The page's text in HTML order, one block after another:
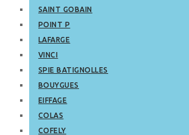
SAINT GOBAIN
POINT P
LAFARGE
VINCI
SPIE BATIGNOLLES
BOUYGUES
EIFFAGE
COLAS
COFELY